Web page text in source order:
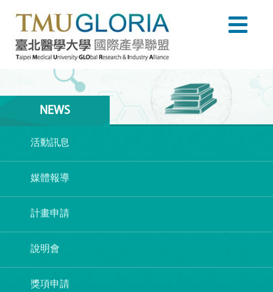
NEWS
活動訊息
媒體報導
計畫申請
說明會
獎項申請